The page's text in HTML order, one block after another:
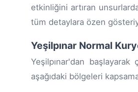
etkinliğini artıran
tüm detaylara özen
Yeşilpınar Normal
Yeşilpınar'dan
aşağıdaki bölgeleri